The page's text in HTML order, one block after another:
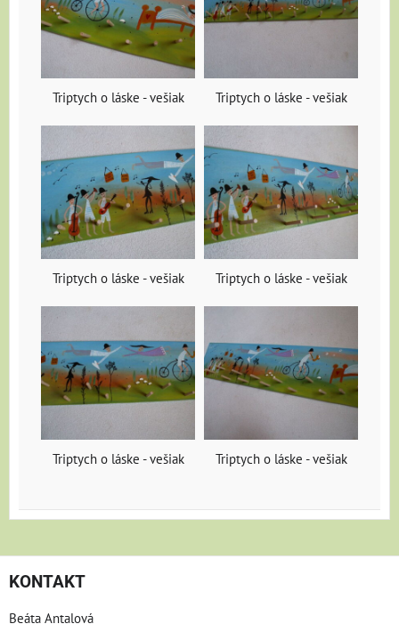
Triptych o láske - vešiak Triptych o láske - vešiak
Triptych o láske - vešiak Triptych o láske - vešiak
Triptych o láske - vešiak Triptych o láske - vešiak
KONTAKT
Beáta Antalová